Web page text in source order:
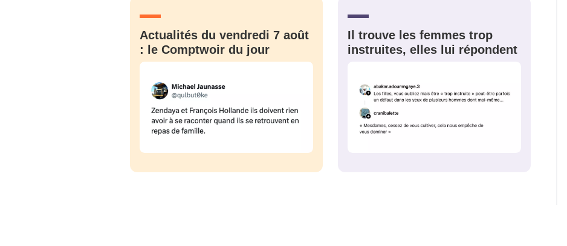
Actualités du vendredi 7 août
: le Comptwoir du jour
Il trouve les femmes trop
instruites, elles lui répondent